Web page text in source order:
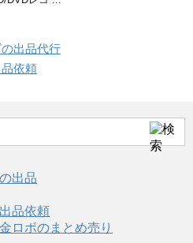
出品代行
依頼
出品
品依頼
ロボのまとめ売り